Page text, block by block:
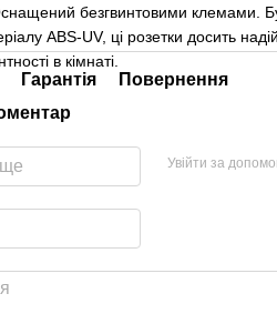
безгвинтовими клемами.
ABS-UV, ці розетки досить
в кімнаті.
Гарантія
Повернення
Увійти за